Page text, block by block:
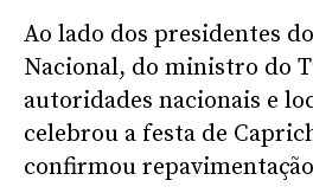
Ao lado dos presidentes
Nacional, do ministro do
autoridades nacionais e
celebrou a festa de
confirmou